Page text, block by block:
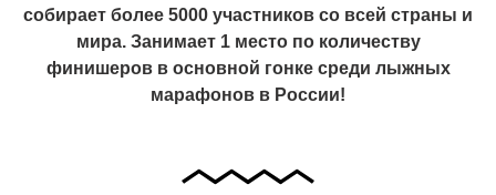
собирает более 5000 участников со всей страны и
мира. Занимает 1 место по количеству
финишеров в основной гонке среди лыжных
марафонов в России!